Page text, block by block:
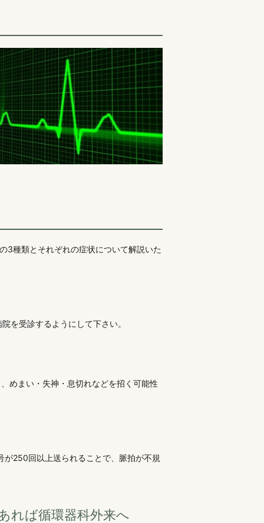
3種類とそれぞれの症状について解説いた
を受診するようにして下さい。
めまい・失神・息切れなどを招く可能性
250回以上送られることで、脈拍が不規
れば循環器科外来へ